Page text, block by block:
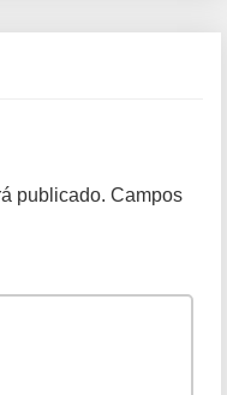
publicado. Campos